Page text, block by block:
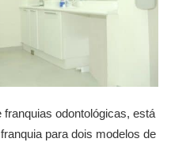
franquias odontológicas, está
para dois modelos de